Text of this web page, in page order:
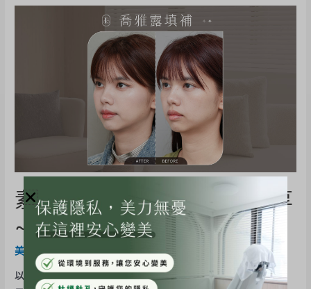
素人《Ruby》喬雅露真實分享
~ 蘋果肌飽滿，幼態顯自然!
美力分享,Juvelook喬雅露/ ByBE-Evelyn
以前照鏡子，最怕就是笑起來的時候。明明沒有熬夜，但兩頰總